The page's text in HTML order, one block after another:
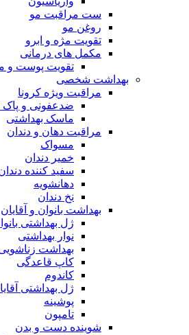
ست مراقبت مو
روغن مو
تقویت مژه و ابرو
مکمل های درمانی
تقویت پوست و
بهداشت شخصی
مراقبت ویژه کرونا
ضدعفونی و پاک
ماسک بهداشتی
مراقبت دهان و دندان
مسواک
خمیر دندان
سفید کننده
دهانشویه
نخ دندان
بهداشت بانوان و آقایان
ژل بهداشتی
نوار بهداشتی
بهداشت
کاپ قاعدگی
کاندوم
ژل بهداشتی
پوشینه
تامپون
شوینده دست و بدن